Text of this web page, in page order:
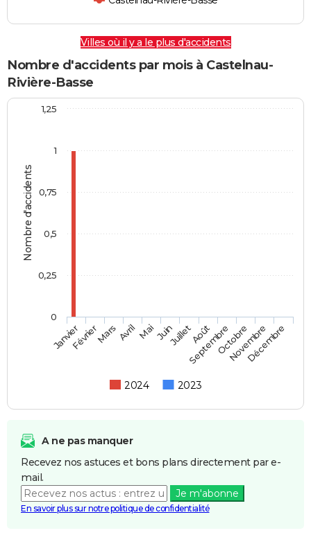
Villes où il y a le plus d'accidents
Nombre d'accidents par mois à Castelnau-
Rivière-Basse
Nombre d'accidents
2024 2023
JanvierFévrierMars AvrilMaiJuinJuilletAoût
SeptembreOctobre
Novembre
Décembre
0
1
0,25
0,5
0,75
1,25
A ne pas manquer
Recevez nos astuces et bons plans directement par e-
mail.
Je m'abonne
En savoir plus sur notre politique de confidentialité